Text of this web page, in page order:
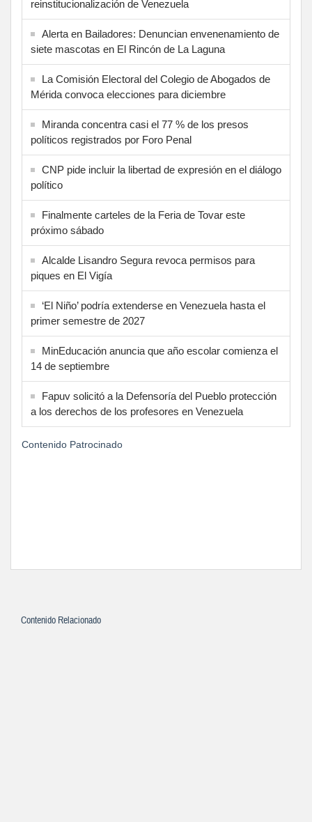
reinstitucionalización de Venezuela
Alerta en Bailadores: Denuncian envenenamiento de
siete mascotas en El Rincón de La Laguna
La Comisión Electoral del Colegio de Abogados de
Mérida convoca elecciones para diciembre
Miranda concentra casi el 77 % de los presos
políticos registrados por Foro Penal
CNP pide incluir la libertad de expresión en el diálogo
político
Finalmente carteles de la Feria de Tovar este
próximo sábado
Alcalde Lisandro Segura revoca permisos para
piques en El Vigía
‘El Niño’ podría extenderse en Venezuela hasta el
primer semestre de 2027
MinEducación anuncia que año escolar comienza el
14 de septiembre
Fapuv solicitó a la Defensoría del Pueblo protección
a los derechos de los profesores en Venezuela
Contenido Patrocinado
Contenido Relacionado